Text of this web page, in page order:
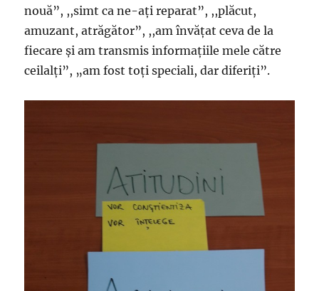
nouă”, ,,simt ca ne-aţi reparat”, ,,plăcut,
amuzant, atrăgător”, ,,am învăţat ceva de la
fiecare şi am transmis informaţiile mele către
ceilalţi”, „am fost toţi speciali, dar diferiţi”.